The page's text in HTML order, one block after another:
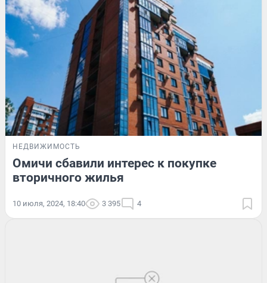
НЕДВИЖИМОСТЬ
Омичи сбавили интерес к покупке
вторичного жилья
10 июля, 2024, 18:40 3 395 4